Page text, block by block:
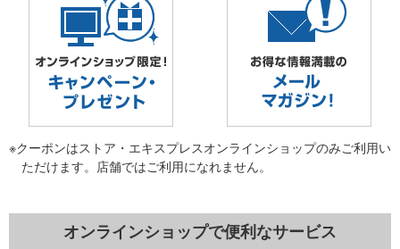
※クーポンはストア・エキスプレスオンラインショップのみご利用い
ただけます。店舗ではご利用になれません。
オンラインショップで便利なサービス